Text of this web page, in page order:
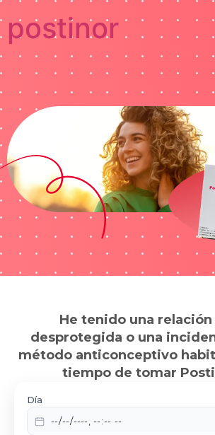
postinor
He tenido una relación
desprotegida o una
método anticonceptivo
tiempo de tomar
Día